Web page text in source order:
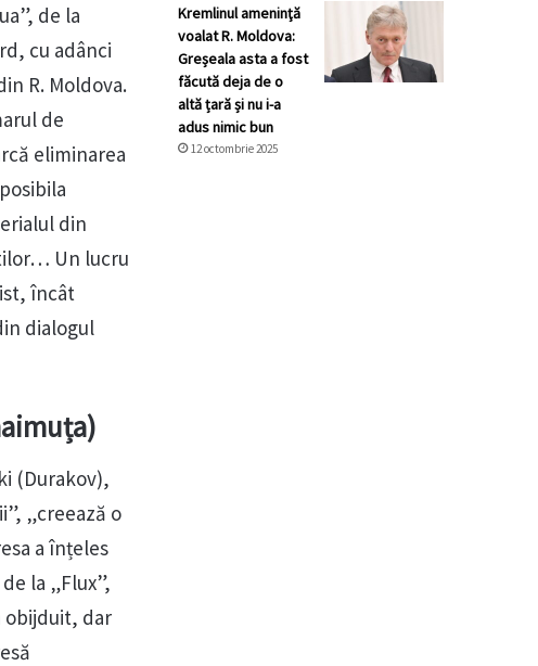
de la
cu adânci
R. Moldova.
de
eliminarea
din
Un lucru
încât
dialogul
(Durakov),
„creează o
a înțeles
la „Flux”,
obijduit, dar
Kremlinul ameninţă
voalat R. Moldova:
Greșeala asta a fost
făcută deja de o
altă țară și nu i-a
adus nimic bun
12 octombrie 2025